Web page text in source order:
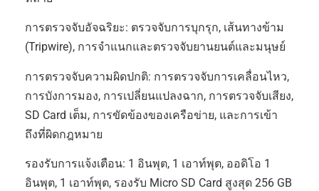
การตรวจจับอัจฉริยะ: ตรวจจับการบุกรุก, เส้นทางข้าม
(Tripwire), การจำแนกและตรวจจับยานยนต์และมนุษย์
การตรวจจับความผิดปกติ: การตรวจจับการเคลื่อนไหว,
การบังการมอง, การเปลี่ยนแปลงฉาก, การตรวจจับเสียง,
SD Card เต็ม, การขัดข้องของเครือข่าย, และการเข้า
ถึงที่ผิดกฎหมาย
รองรับการแจ้งเตือน: 1 อินพุต, 1 เอาท์พุต, ออดิโอ 1
อินพุต, 1 เอาท์พุต, รองรับ Micro SD Card สูงสุด 256 GB